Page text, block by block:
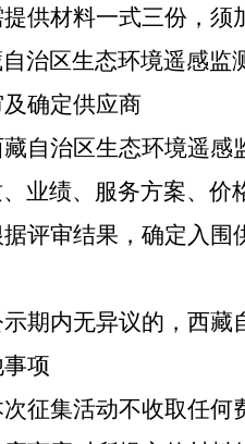
供材料一式三份 ，须
治区生态环境遥感监
确定供应商
自治区生态环境遥感
业绩、服务方案、价
评审结果，确定入围
期内无异议的，西藏
项
征集活动不收取任何